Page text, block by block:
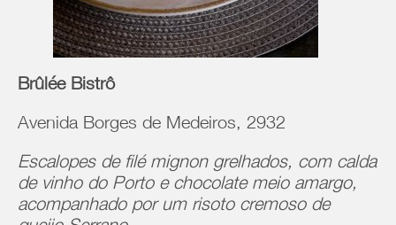
Brûlée Bistrô
Avenida Borges de Medeiros, 2932
Escalopes de filé mignon grelhados, com calda
de vinho do Porto e chocolate meio amargo,
acompanhado por um risoto cremoso de